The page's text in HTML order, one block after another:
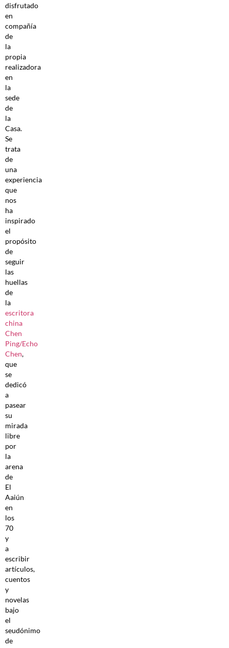
disfrutado
en
compañía
de
la
propia
realizadora
en
la
sede
de
la
Casa.
Se
trata
de
una
experiencia
que
nos
ha
inspirado
el
propósito
de
seguir
las
huellas
de
la
escritora
china
Chen
Ping/Echo
Chen,
que
se
dedicó
a
pasear
su
mirada
libre
por
la
arena
de
El
Aaiún
en
los
70
y
a
escribir
artículos,
cuentos
y
novelas
bajo
el
seudónimo
de